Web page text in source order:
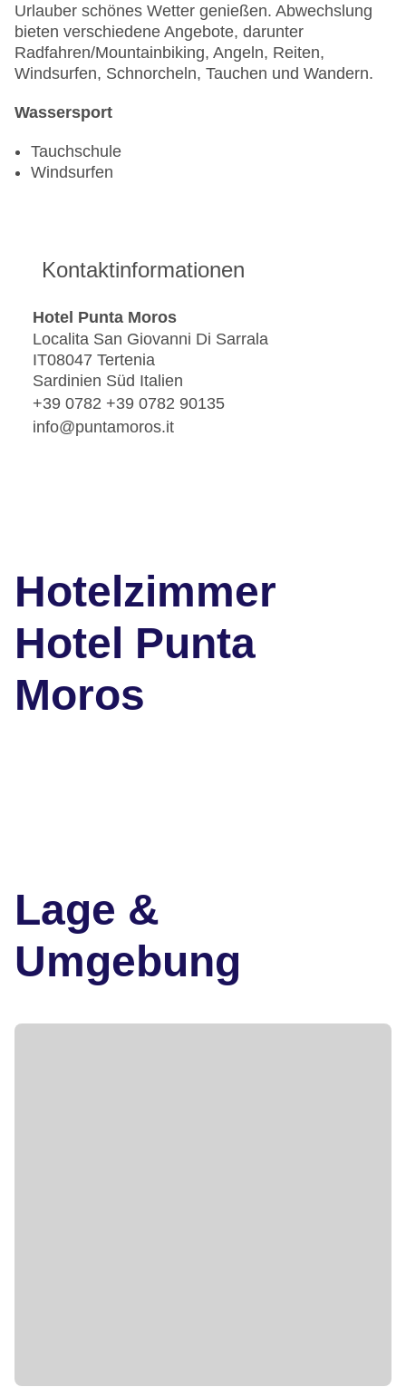
Urlauber schönes Wetter genießen. Abwechslung
bieten verschiedene Angebote, darunter
Radfahren/Mountainbiking, Angeln, Reiten,
Windsurfen, Schnorcheln, Tauchen und Wandern.
Wassersport
Tauchschule
Windsurfen
Kontaktinformationen
Hotel Punta Moros
Localita San Giovanni Di Sarrala
IT08047 Tertenia
Sardinien Süd Italien
+39 0782 +39 0782 90135
info@puntamoros.it
Hotelzimmer
Hotel Punta
Moros
Lage &
Umgebung